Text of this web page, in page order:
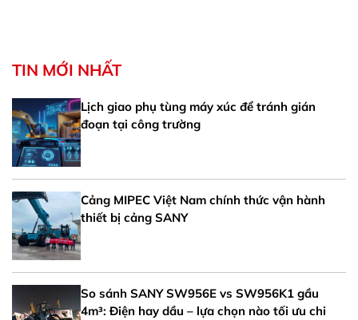
TIN MỚI NHẤT
Lịch giao phụ tùng máy xúc để tránh gián
đoạn tại công trường
Cảng MIPEC Việt Nam chính thức vận hành
thiết bị cảng SANY
So sánh SANY SW956E vs SW956K1 gầu
4m³: Điện hay dầu – lựa chọn nào tối ưu chi